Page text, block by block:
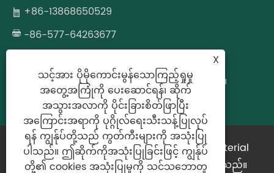
+86-13868650529
-86-577-64263677
No.677 Fazhan လမ်း၊ Longgang၊ Wenzhou၊
Zhejiang ပြည်နယ်၊ တရုတ်
မူပိုင်ခွင့် © 2024 Zhejiang Bimashi New Material
Technology Co.,Ltd. မူပိုင်ခွင့်ကိုလက်ဝယ်ထားသည်။
X
သင့်အား ပိုမိုကောင်းမွန်သောကြည့်ရှုမှု
အတွေ့အကြုံကို ပေးဆောင်ရန်၊ ဆိုက်
အသွားအလာကို ပိုင်းခြားစိတ်ဖြာပြီး
အကြောင်းအရာကို ပုဂ္ဂိုလ်ရေးသီးသန့်ပြုလုပ်
ရန် ကျွန်ုပ်တို့သည် ကွတ်ကီးများကို အသုံးပြု
ပါသည်။ ဤဆိုက်ကိုအသုံးပြုခြင်းဖြင့် ကျွန်ုပ်
တို့၏ cookies အသုံးပြုမှုကို သင်သဘောတူ